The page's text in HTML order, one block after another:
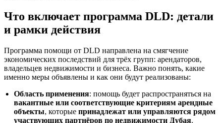
Что включает программа DLD: детали
и рамки действия
Программа помощи от DLD направлена на смягчение
экономических последствий для трёх групп: арендаторов,
владельцев недвижимости и бизнеса. Важно понять, какие
именно меры объявлены и как они будут реализованы:
Область применения: помощь будет распространяться на
вакантные или соответствующие критериям арендные
объекты, которые принадлежат или управляются рядом
участвующих партнёров по недвижимости Дубая.